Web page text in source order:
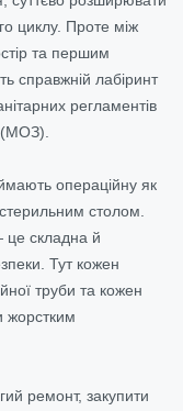
циклу. Проте між
та першим
справжній лабіринт
регламентів
(МОЗ).
операційну як
столом.
це складна й
Тут кожен
труби та кожен
жорстким
ремонт, закупити